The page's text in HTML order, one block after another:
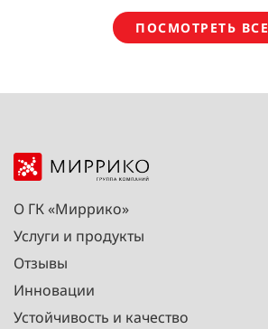
ПОСМОТРЕТЬ ВСЕ
О ГК «Миррико»
Услуги и продукты
Отзывы
Инновации
Устойчивость и качество